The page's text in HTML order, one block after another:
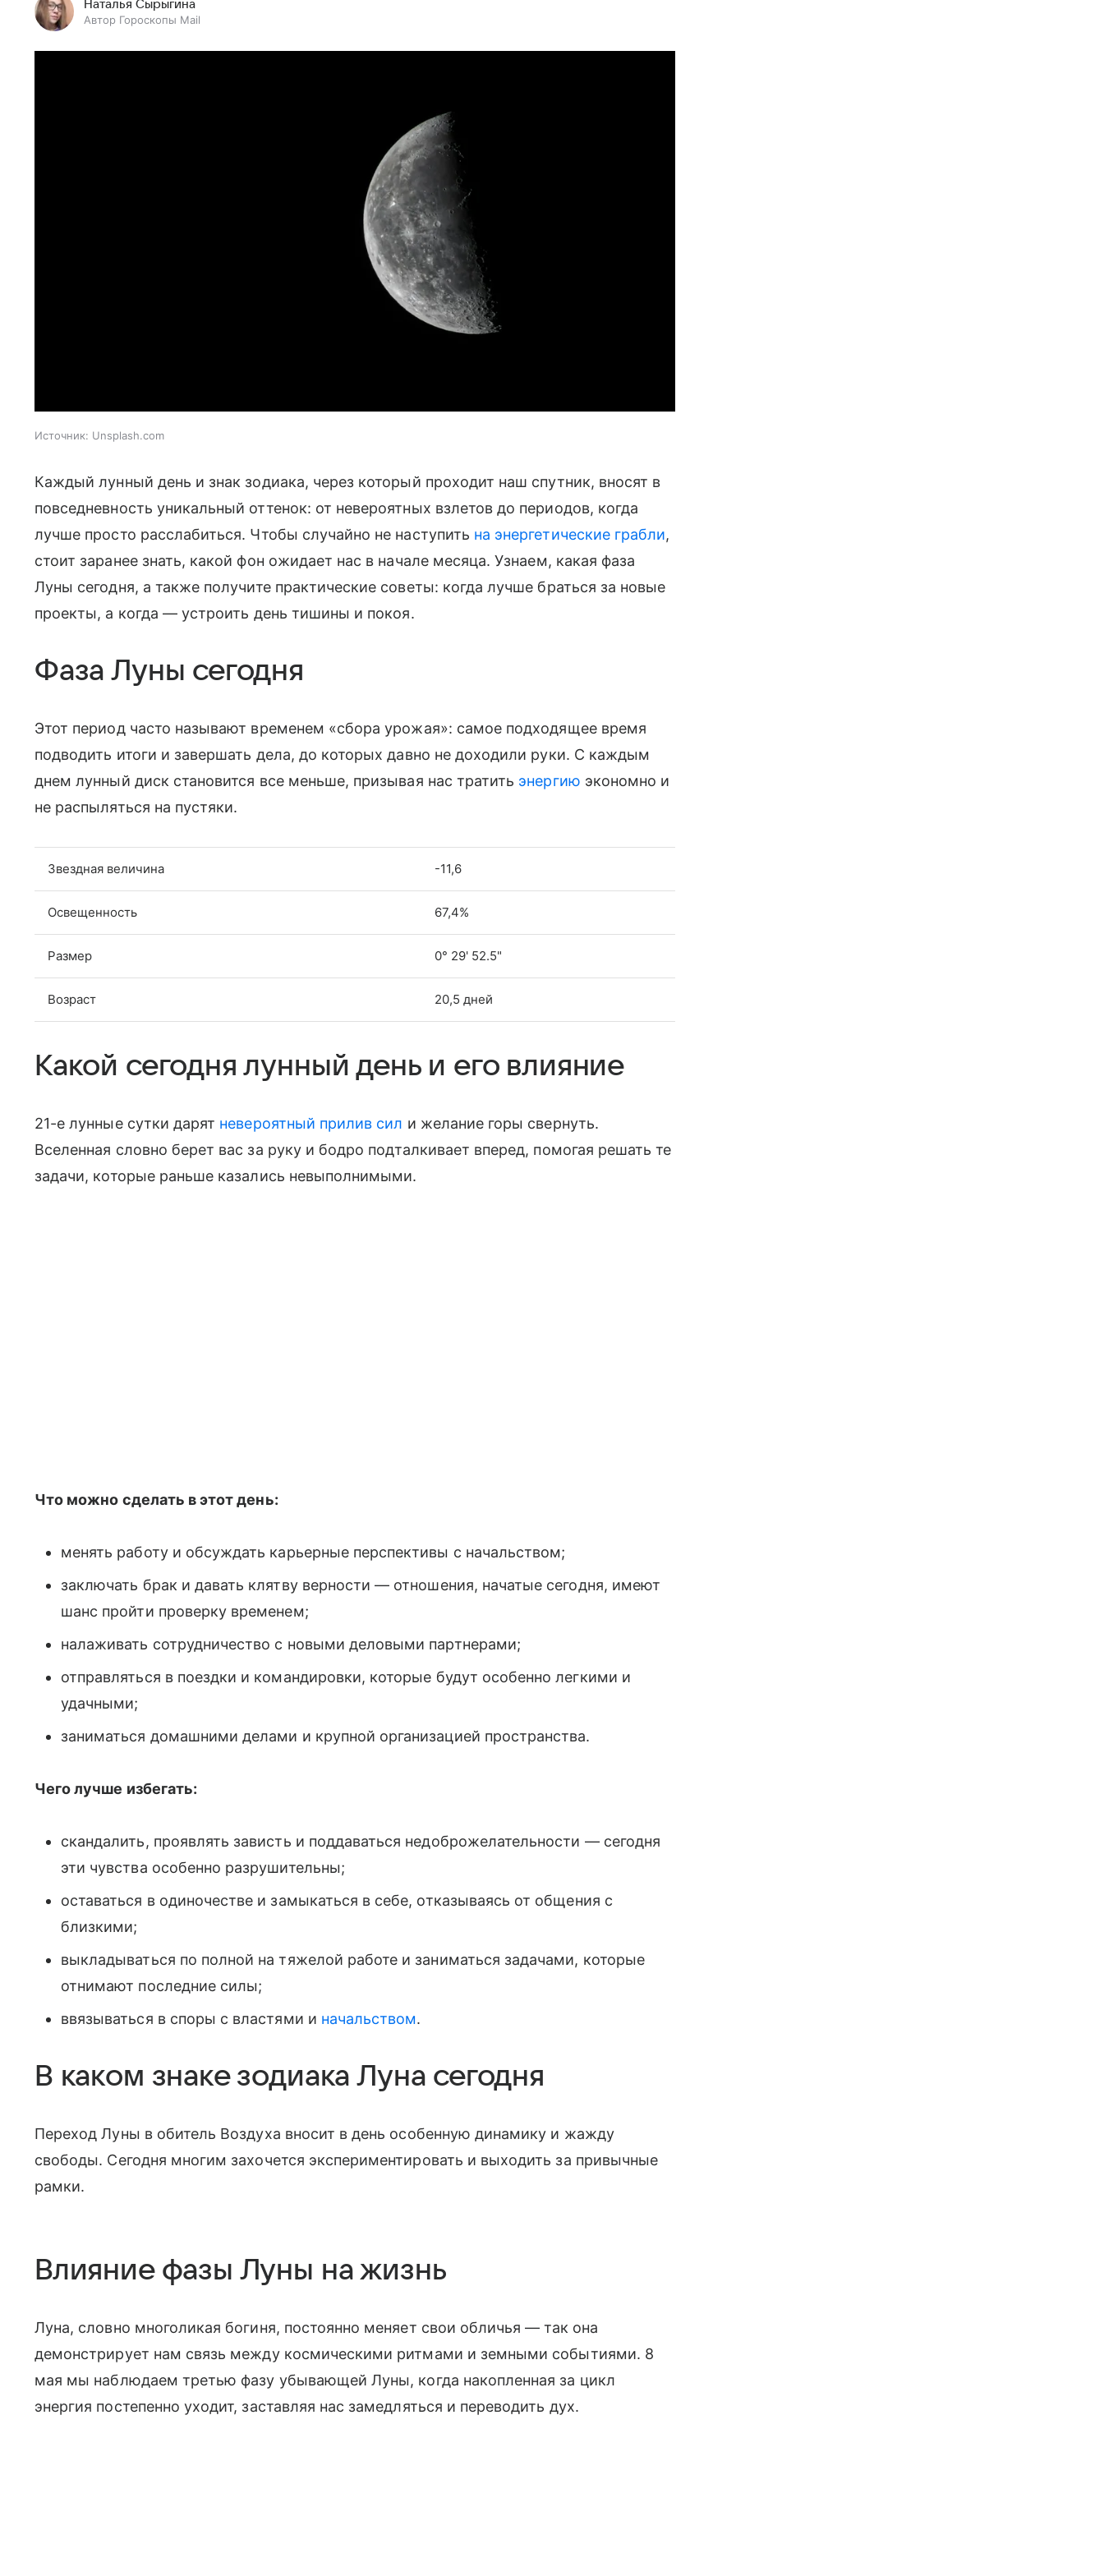
Наталья Сырыгина
Автор Гороскопы Mail
Источник: Unsplash.com
Каждый лунный день и знак зодиака, через который проходит наш спутник, вносят в
повседневность уникальный оттенок: от невероятных взлетов до периодов, когда
лучше просто расслабиться. Чтобы случайно не наступить на энергетические грабли,
стоит заранее знать, какой фон ожидает нас в начале месяца. Узнаем, какая фаза
Луны сегодня, а также получите практические советы: когда лучше браться за новые
проекты, а когда — устроить день тишины и покоя.
Фаза Луны сегодня
Этот период часто называют временем «сбора урожая»: самое подходящее время
подводить итоги и завершать дела, до которых давно не доходили руки. С каждым
днем лунный диск становится все меньше, призывая нас тратить энергию экономно и
не распыляться на пустяки.
Звездная величина -11,6
Освещенность 67,4%
Размер 0° 29' 52.5"
Возраст 20,5 дней
Какой сегодня лунный день и его влияние
21-е лунные сутки дарят невероятный прилив сил и желание горы свернуть.
Вселенная словно берет вас за руку и бодро подталкивает вперед, помогая решать те
задачи, которые раньше казались невыполнимыми.
Что можно сделать в этот день:
менять работу и обсуждать карьерные перспективы с начальством;
заключать брак и давать клятву верности — отношения, начатые сегодня, имеют
шанс пройти проверку временем;
налаживать сотрудничество с новыми деловыми партнерами;
отправляться в поездки и командировки, которые будут особенно легкими и
удачными;
заниматься домашними делами и крупной организацией пространства.
Чего лучше избегать:
скандалить, проявлять зависть и поддаваться недоброжелательности — сегодня
эти чувства особенно разрушительны;
оставаться в одиночестве и замыкаться в себе, отказываясь от общения с
близкими;
выкладываться по полной на тяжелой работе и заниматься задачами, которые
отнимают последние силы;
ввязываться в споры с властями и начальством.
В каком знаке зодиака Луна сегодня
Переход Луны в обитель Воздуха вносит в день особенную динамику и жажду
свободы. Сегодня многим захочется экспериментировать и выходить за привычные
рамки.
Влияние фазы Луны на жизнь
Луна, словно многоликая богиня, постоянно меняет свои обличья — так она
демонстрирует нам связь между космическими ритмами и земными событиями. 8
мая мы наблюдаем третью фазу убывающей Луны, когда накопленная за цикл
энергия постепенно уходит, заставляя нас замедляться и переводить дух.